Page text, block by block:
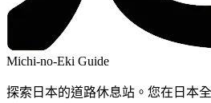
Michi-no-Eki Guide
探索日本的道路休息站。您在日本